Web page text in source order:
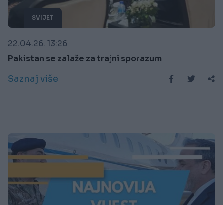
SVIJET
22.04.26. 13:26
Pakistan se zalaže za trajni sporazum
Saznaj više